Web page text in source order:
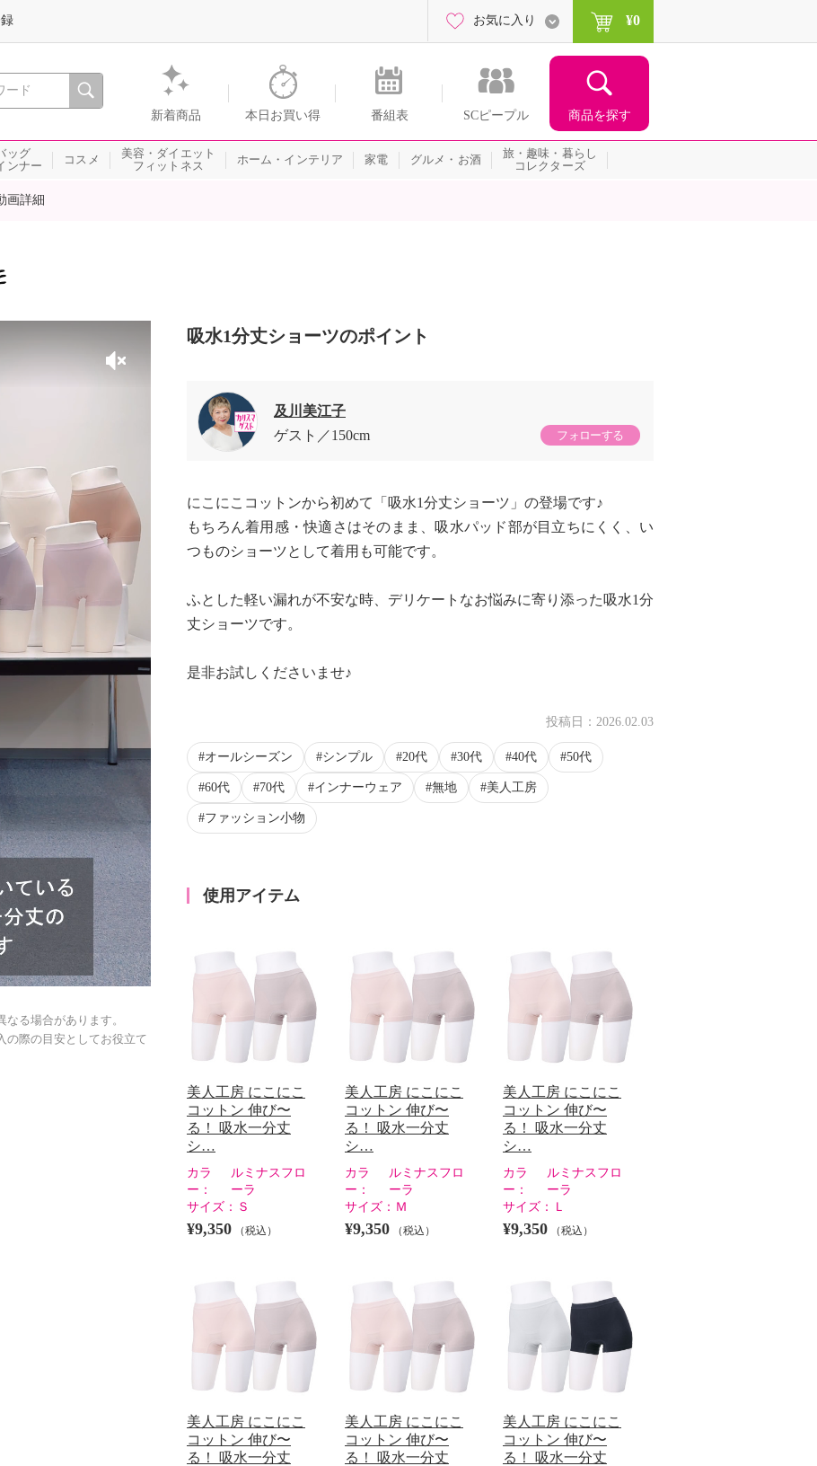
瞬間を。通販・テレビショッピングのショップチャンネル
新着商品 本日お買い得 番組表 SCピープル 商品を探す
お気に入り ¥0
ッグ
ンナー
コスメ
美容・ダイエット
フィットネス
ホーム・インテリア 家電 グルメ・お酒
旅・趣味・暮らし
コレクターズ
画詳細
る場合があります。
の際の目安としてお役立て
吸水1分丈ショーツのポイント
及川美江子
ゲスト
150cm フォローする
にこにこコットンから初めて「吸水1分丈ショーツ」の登場です♪
もちろん着用感・快適さはそのまま、吸水パッド部が目立ちにくく、い
つものショーツとして着用も可能です。
ふとした軽い漏れが不安な時、デリケートなお悩みに寄り添った吸水1分
丈ショーツです。
是非お試しくださいませ♪
投稿日： 2026.02.03
オールシーズン シンプル 20代 30代 40代 50代
60代 70代 インナーウェア 無地 美人工房
ファッション小物
使用アイテム
美人工房 にこにこ
コットン 伸び〜
る！ 吸水一分丈
シ…
カラ
ー：
ルミナスフロ
ーラ
サイズ： Ｓ
¥9,350 （税込）
美人工房 にこにこ
コットン 伸び〜
る！ 吸水一分丈
シ…
カラ
ー：
ルミナスフロ
ーラ
サイズ： Ｍ
¥9,350 （税込）
美人工房 にこにこ
コットン 伸び〜
る！ 吸水一分丈
シ…
カラ
ー：
ルミナスフロ
ーラ
サイズ：
Ｌ
¥9,350 （税込）
美人工房 にこにこ
コットン 伸び〜
る！ 吸水一分丈
美人工房 にこにこ
コットン 伸び〜
る！ 吸水一分丈
美人工房 にこにこ
コットン 伸び〜
る！ 吸水一分丈